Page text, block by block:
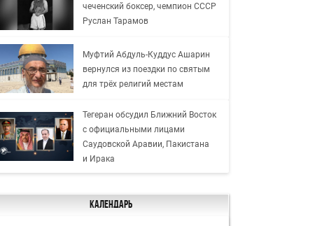
чеченский боксер, чемпион СССР
Руслан Тарамов
Муфтий Абдуль-Куддус Ашарин
вернулся из поездки по святым
для трёх религий местам
Тегеран обсудил Ближний Восток
с официальными лицами
Саудовской Аравии, Пакистана
и Ирака
Календарь